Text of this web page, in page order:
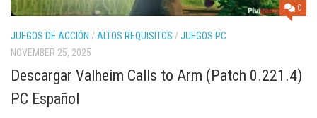
0
JUEGOS DE ACCIÓN / ALTOS REQUISITOS /JUEGOS PC
NOVEMBER 25, 2025
Descargar Valheim Calls to Arm (Patch 0.221.4)
PC Español